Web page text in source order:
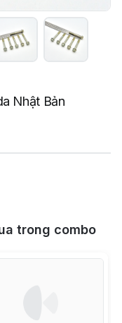
Nhật Bản
trong combo